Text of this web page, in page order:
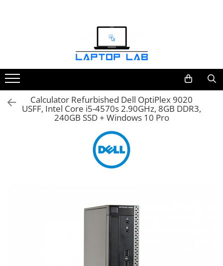
Mouseuri
Încărcătoare
Calculator Refurbished Dell OptiPlex 9020
USFF, Intel Core i5-4570s 2.90GHz, 8GB DDR3,
240GB SSD + Windows 10 Pro